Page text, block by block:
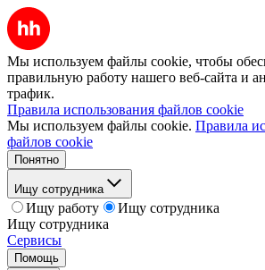
Мы используем файлы cookie, чтобы
правильную работу нашего веб-сайта и
трафик.
Правила использования файлов cookie
Мы используем файлы cookie. Правила
файлов cookie
Понятно
Ищу сотрудника
Ищу работу
Ищу сотрудника
Ищу сотрудника
Сервисы
Помощь